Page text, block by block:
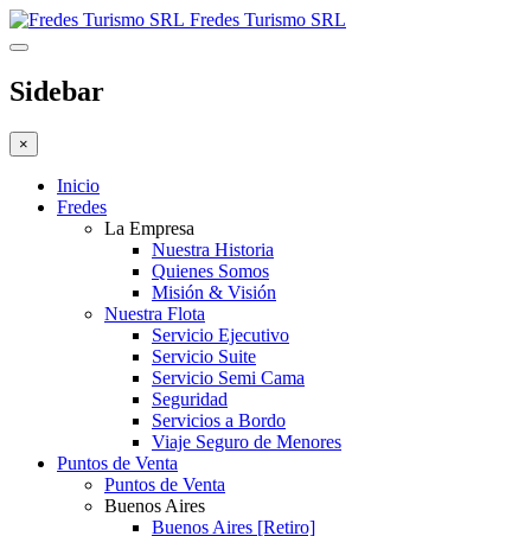
Fredes Turismo SRL
Sidebar
×
Inicio
Fredes
La Empresa
Nuestra Historia
Quienes Somos
Misión & Visión
Nuestra Flota
Servicio Ejecutivo
Servicio Suite
Servicio Semi Cama
Seguridad
Servicios a Bordo
Viaje Seguro de Menores
Puntos de Venta
Puntos de Venta
Buenos Aires
Buenos Aires [Retiro]